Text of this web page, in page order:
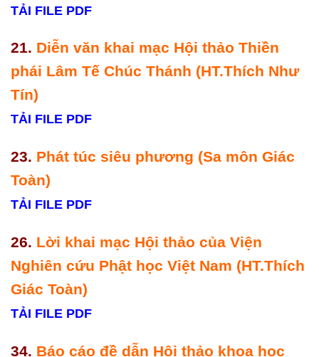
TẢI FILE PDF
21. Diễn văn khai mạc Hội thảo Thiền
phái Lâm Tế Chúc Thánh (HT.Thích Như
Tín)
TẢI FILE PDF
23. Phát túc siêu phương (Sa môn Giác
Toàn)
TẢI FILE PDF
26. Lời khai mạc Hội thảo của Viện
Nghiên cứu Phật học Việt Nam (HT.Thích
Giác Toàn)
TẢI FILE PDF
34. Báo cáo đề dẫn Hội thảo khoa học